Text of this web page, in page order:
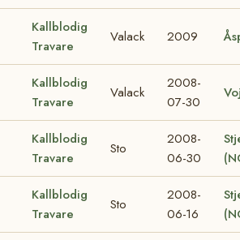
Kallblodig
Travare
Valack 2009
Kallblodig
Travare
Valack
2008-
07-30
Kallblodig
Travare
Sto
2008-
06-30
Kallblodig
Travare
Sto
2008-
06-16